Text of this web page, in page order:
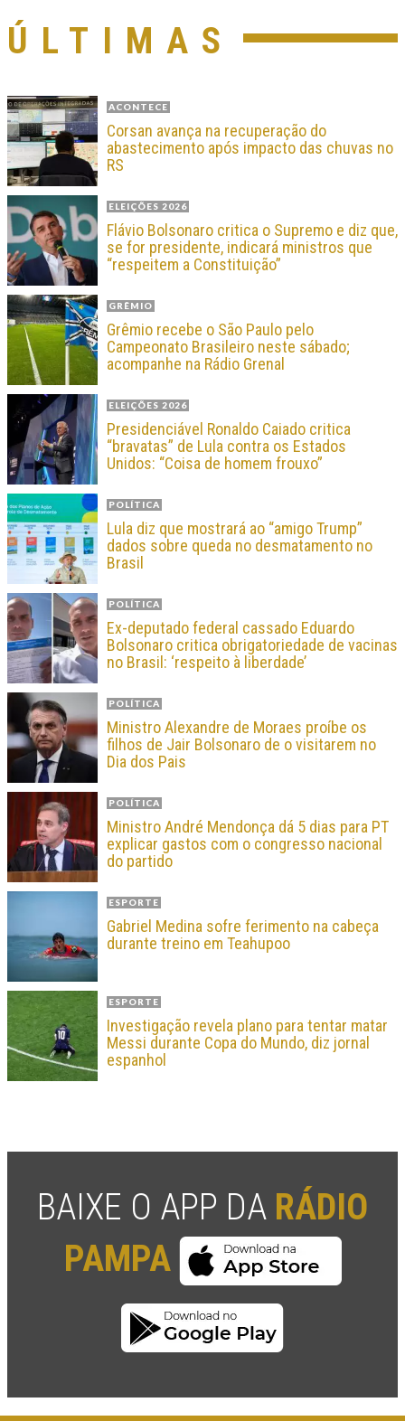
ÚLTIMAS
ACONTECE
Corsan avança na recuperação do
abastecimento após impacto das chuvas no
RS
ELEIÇÕES 2026
Flávio Bolsonaro critica o Supremo e diz que,
se for presidente, indicará ministros que
“respeitem a Constituição”
GRÊMIO
Grêmio recebe o São Paulo pelo
Campeonato Brasileiro neste sábado;
acompanhe na Rádio Grenal
ELEIÇÕES 2026
Presidenciável Ronaldo Caiado critica
“bravatas” de Lula contra os Estados
Unidos: “Coisa de homem frouxo”
POLÍTICA
Lula diz que mostrará ao “amigo Trump”
dados sobre queda no desmatamento no
Brasil
POLÍTICA
Ex-deputado federal cassado Eduardo
Bolsonaro critica obrigatoriedade de vacinas
no Brasil: ‘respeito à liberdade’
POLÍTICA
Ministro Alexandre de Moraes proíbe os
filhos de Jair Bolsonaro de o visitarem no
Dia dos Pais
POLÍTICA
Ministro André Mendonça dá 5 dias para PT
explicar gastos com o congresso nacional
do partido
ESPORTE
Gabriel Medina sofre ferimento na cabeça
durante treino em Teahupoo
ESPORTE
Investigação revela plano para tentar matar
Messi durante Copa do Mundo, diz jornal
espanhol
BAIXE O APP DA RÁDIO
PAMPA